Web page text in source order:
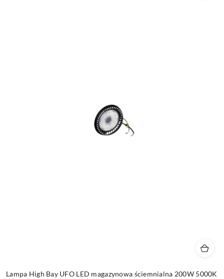
Lampa High Bay UFO LED magazynowa ściemnialna 200W 5000K